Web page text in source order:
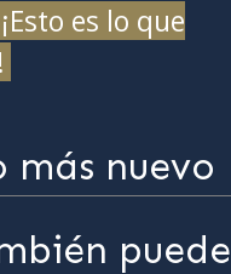
es lo que
más nuevo
puede